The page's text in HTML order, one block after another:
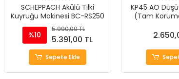
SCHEPPACH Akülü Tilki
Kuyruğu Makinesi BC-RS250
%10
5.990,00 TL
5.391,00 TL
Sepete Ekle
KP45 AO
(Tam